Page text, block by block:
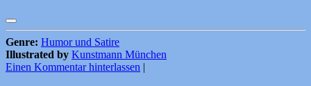
Genre: Humor und Satire
Illustrated by Kunstmann München
Einen Kommentar hinterlassen |